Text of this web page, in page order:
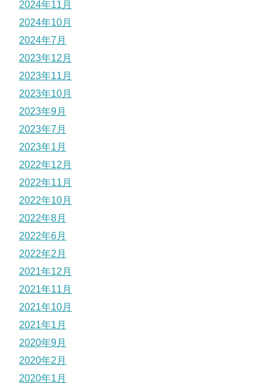
2024年11月
2024年10月
2024年7月
2023年12月
2023年11月
2023年10月
2023年9月
2023年7月
2023年1月
2022年12月
2022年11月
2022年10月
2022年8月
2022年6月
2022年2月
2021年12月
2021年11月
2021年10月
2021年1月
2020年9月
2020年2月
2020年1月